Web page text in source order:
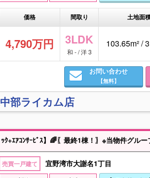
価格 間取り 土地面
4,790万円 3LDK
和 - / 洋 3
103.65m² /
お問い合わせ
【無料】
部ライカム店
が最もお得な購入方法、建物に関する相談、住宅ローン等の不安事について親身に対応させていただきますのでお気軽になんでもご相談ください！建物以
売買一戸建て 宜野湾市大謝名1丁目